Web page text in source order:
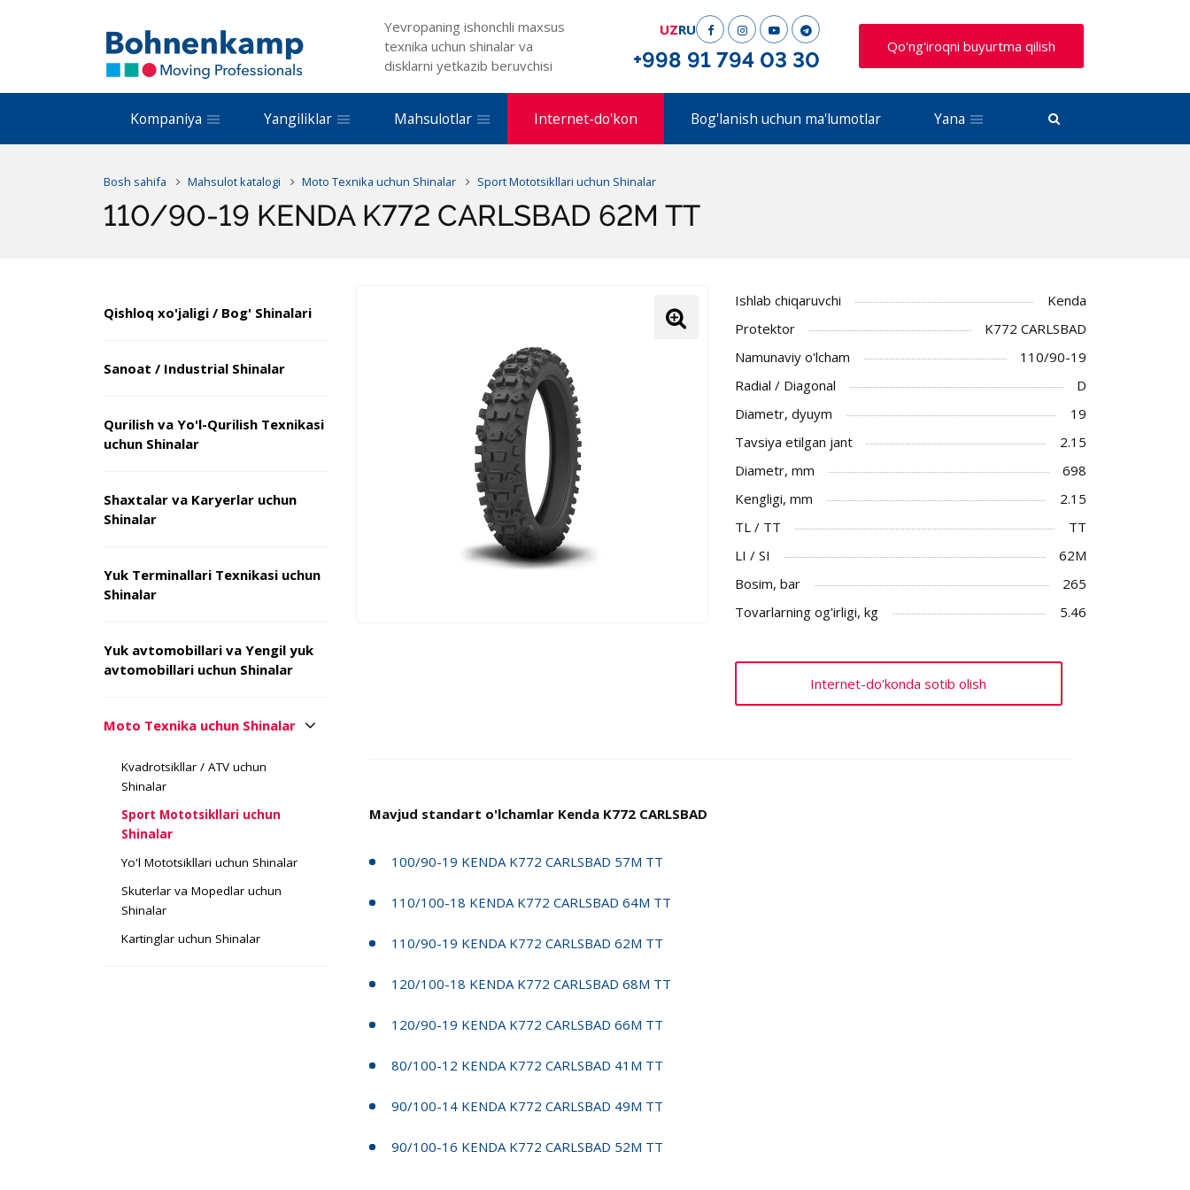
Yevropaning ishonchli maxsus
texnika uchun shinalar va
disklarni yetkazib beruvchisi
UZRU
+998 91 794 03 30
Qo'ng'iroqni buyurtma qilish
Kompaniya Yangiliklar Mahsulotlar Internet-do'kon Bog'lanish uchun ma'lumotlar Yana
Bosh sahifa Mahsulot katalogi Moto Texnika uchun Shinalar Sport Mototsikllari uchun Shinalar
110/90-19 KENDA K772 CARLSBAD 62M TT
Qishloq xo'jaligi / Bog' Shinalari
Sanoat / Industrial Shinalar
Qurilish va Yo'l-Qurilish Texnikasi
uchun Shinalar
Shaxtalar va Karyerlar uchun
Shinalar
Yuk Terminallari Texnikasi uchun
Shinalar
Yuk avtomobillari va Yengil yuk
avtomobillari uchun Shinalar
Moto Texnika uchun Shinalar
Kvadrotsikllar / ATV uchun
Shinalar
Sport Mototsikllari uchun
Shinalar
Yo'l Mototsikllari uchun Shinalar
Skuterlar va Mopedlar uchun
Shinalar
Kartinglar uchun Shinalar
Ishlab chiqaruvchi
Kenda
Protektor
K772 CARLSBAD
Namunaviy o'lcham
110/90-19
Radial / Diagonal
D
Diametr, dyuym
19
Tavsiya etilgan jant
2.15
Diametr, mm
698
Kengligi, mm
2.15
TL / TT
TT
LI / SI
62M
Bosim, bar
265
Tovarlarning og'irligi, kg
5.46
Internet-do'konda sotib olish
Mavjud standart o'lchamlar Kenda K772 CARLSBAD
100/90-19 KENDA K772 CARLSBAD 57M TT
110/100-18 KENDA K772 CARLSBAD 64M TT
110/90-19 KENDA K772 CARLSBAD 62M TT
120/100-18 KENDA K772 CARLSBAD 68M TT
120/90-19 KENDA K772 CARLSBAD 66M TT
80/100-12 KENDA K772 CARLSBAD 41M TT
90/100-14 KENDA K772 CARLSBAD 49M TT
90/100-16 KENDA K772 CARLSBAD 52M TT